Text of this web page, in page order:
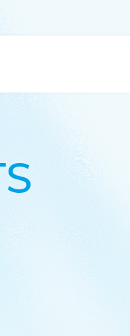
機器 衛生用品 センシ